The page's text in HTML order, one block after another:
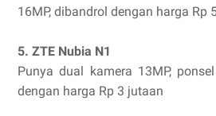
16MP, dibandrol dengan harga Rp
5. ZTE Nubia N1
Punya dual kamera 13MP,
dengan harga Rp 3 jutaan